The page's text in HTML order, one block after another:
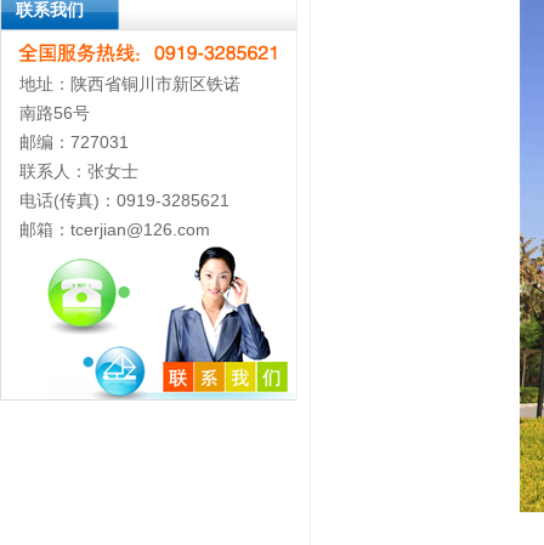
联系我们
地址：陕西省铜川市新区铁诺
南路56号
邮编：727031
联系人：张女士
电话(传真)：0919-3285621
邮箱：tcerjian@126.com